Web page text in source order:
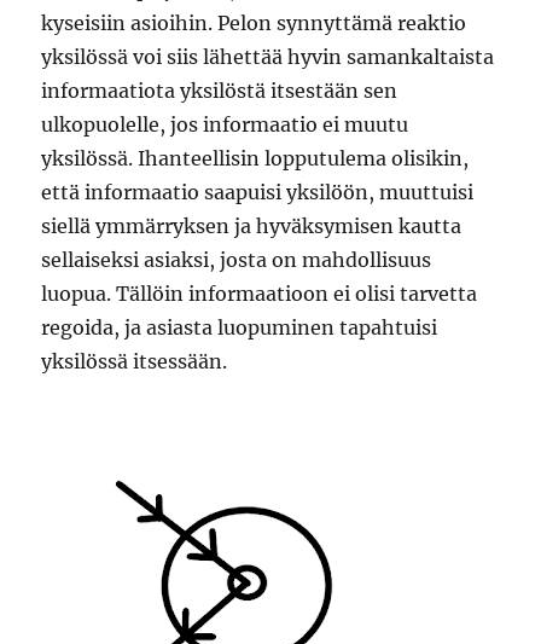
kyseisiin asioihin. Pelon synnyttämä reaktio
yksilössä voi siis lähettää hyvin samankaltaista
informaatiota yksilöstä itsestään sen
ulkopuolelle, jos informaatio ei muutu
yksilössä. Ihanteellisin lopputulema olisikin,
että informaatio saapuisi yksilöön, muuttuisi
siellä ymmärryksen ja hyväksymisen kautta
sellaiseksi asiaksi, josta on mahdollisuus
luopua. Tällöin informaatioon ei olisi tarvetta
regoida, ja asiasta luopuminen tapahtuisi
yksilössä itsessään.